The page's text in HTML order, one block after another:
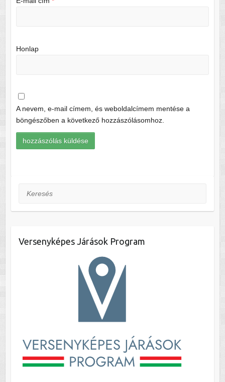
Honlap
A nevem, e-mail címem, és weboldalcímem mentése a
böngészőben a következő hozzászólásomhoz.
Keresés
Versenyképes Járások Program